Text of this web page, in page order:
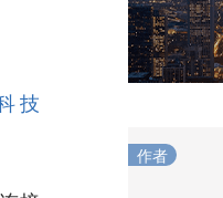
技
作者